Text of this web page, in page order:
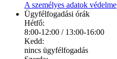
A személyes adatok védelme
Ügyfélfogadási órák
Hétfő:
8:00-12:00 / 13:00-16:00
Kedd:
nincs ügyfélfogadás